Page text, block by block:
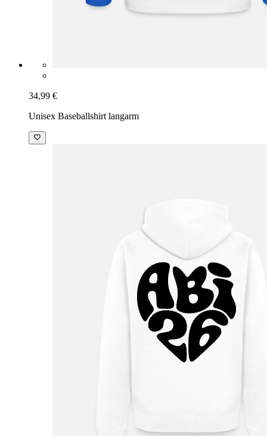
34,99 €
Unisex Baseballshirt langarm